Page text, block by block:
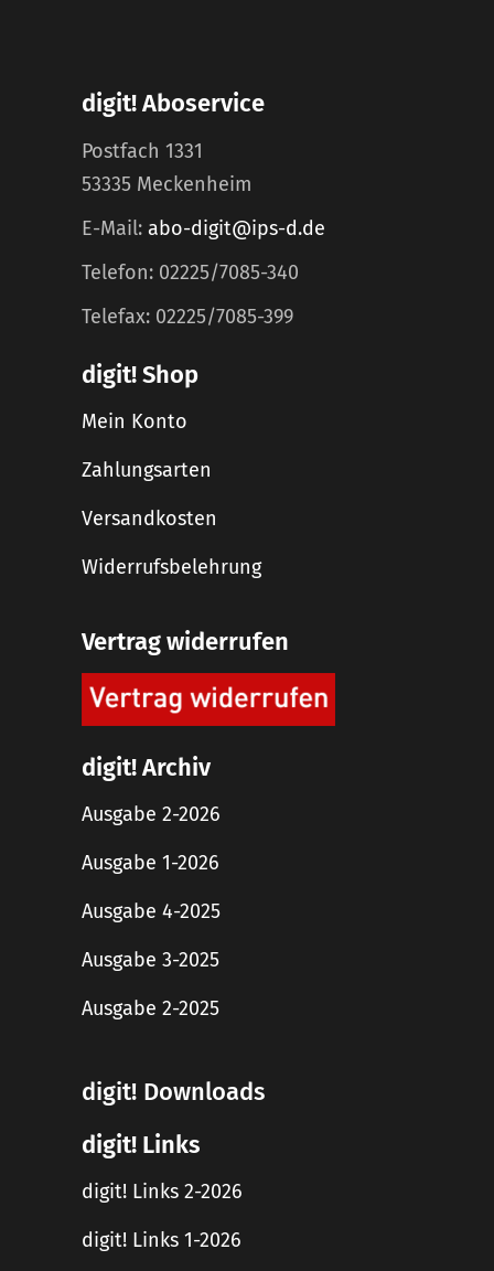
digit! Aboservice
Postfach 1331
53335 Meckenheim
E-Mail: abo-digit@ips-d.de
Telefon: 02225/7085-340
Telefax: 02225/7085-399
digit! Shop
Mein Konto
Zahlungsarten
Versandkosten
Widerrufsbelehrung
Vertrag widerrufen
digit! Archiv
Ausgabe 2-2026
Ausgabe 1-2026
Ausgabe 4-2025
Ausgabe 3-2025
Ausgabe 2-2025
digit! Downloads
digit! Links
digit! Links 2-2026
digit! Links 1-2026